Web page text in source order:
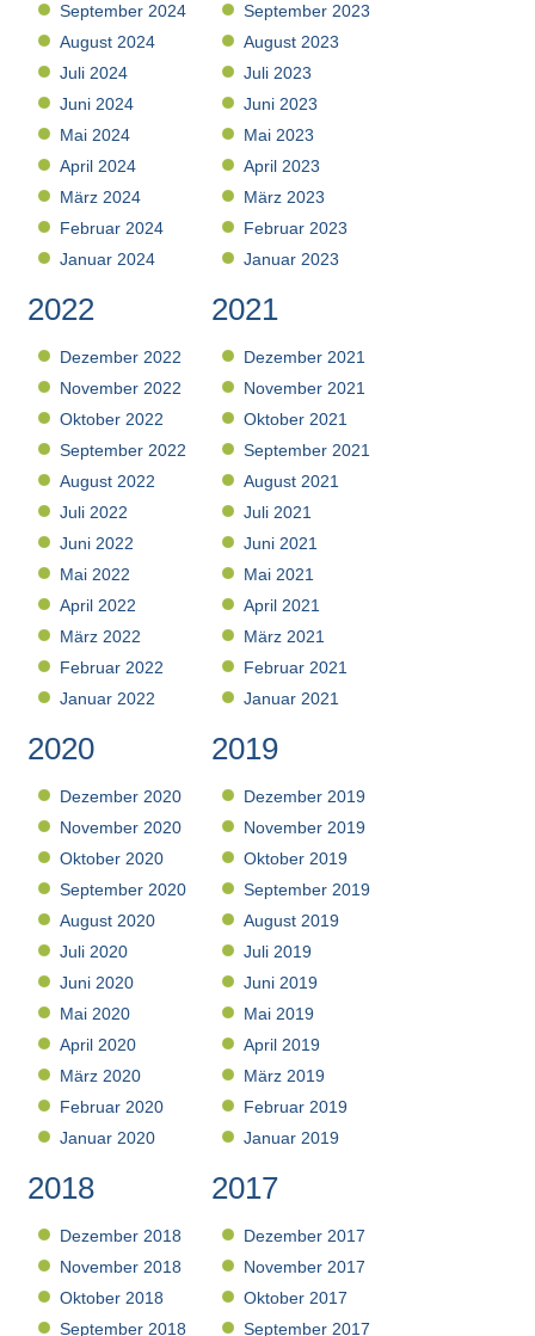
September 2024
August 2024
Juli 2024
Juni 2024
Mai 2024
April 2024
März 2024
Februar 2024
Januar 2024
September 2023
August 2023
Juli 2023
Juni 2023
Mai 2023
April 2023
März 2023
Februar 2023
Januar 2023
2022
Dezember 2022
November 2022
Oktober 2022
September 2022
August 2022
Juli 2022
Juni 2022
Mai 2022
April 2022
März 2022
Februar 2022
Januar 2022
2021
Dezember 2021
November 2021
Oktober 2021
September 2021
August 2021
Juli 2021
Juni 2021
Mai 2021
April 2021
März 2021
Februar 2021
Januar 2021
2020
Dezember 2020
November 2020
Oktober 2020
September 2020
August 2020
Juli 2020
Juni 2020
Mai 2020
April 2020
März 2020
Februar 2020
Januar 2020
2019
Dezember 2019
November 2019
Oktober 2019
September 2019
August 2019
Juli 2019
Juni 2019
Mai 2019
April 2019
März 2019
Februar 2019
Januar 2019
2018
Dezember 2018
November 2018
Oktober 2018
September 2018
2017
Dezember 2017
November 2017
Oktober 2017
September 2017